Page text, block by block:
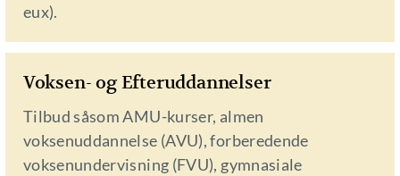
eux).
Voksen- og Efteruddannelser
Tilbud såsom AMU-kurser, almen
voksenuddannelse (AVU), forberedende
voksenundervisning (FVU), gymnasiale